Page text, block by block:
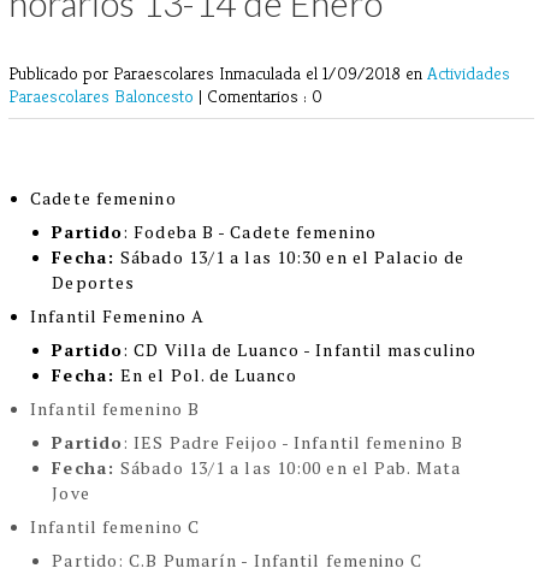
Publicado por Paraescolares Inmaculada el 1/09/2018 en Actividades
Paraescolares Baloncesto | Comentarios : 0
Cadete femenino
Partido: Fodeba B - Cadete femenino
Fecha:Sábado 13/1 a las 10:30 en el Palacio de
Deportes
Infantil Femenino A
Partido:CD Villa de Luanco - Infantil masculino
Fecha:En el Pol. de Luanco
Infantil femenino B
Partido:IES Padre Feijoo - Infantil femenino B
Fecha:Sábado 13/1 a las 10:00 en el Pab. Mata
Jove
Infantil femenino C
Partido: C.B Pumarín - Infantil femenino C